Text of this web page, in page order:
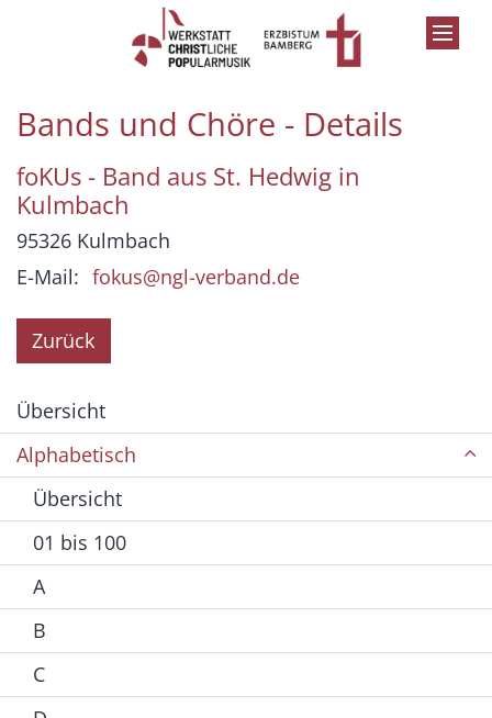
Zum Inhalt springen
Bands und Chöre - Details
foKUs - Band aus St. Hedwig in
Kulmbach
95326 Kulmbach
E-Mail: fokus@ngl-verband.de
Zurück
Übersicht
Alphabetisch
Übersicht
01 bis 100
A
B
C